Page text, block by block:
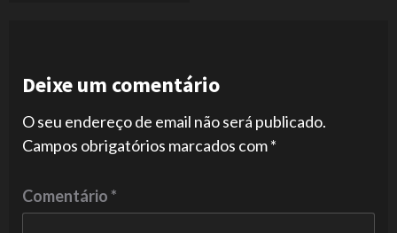
Deixe um comentário
O seu endereço de email não será publicado.
Campos obrigatórios marcados com*
Comentário*